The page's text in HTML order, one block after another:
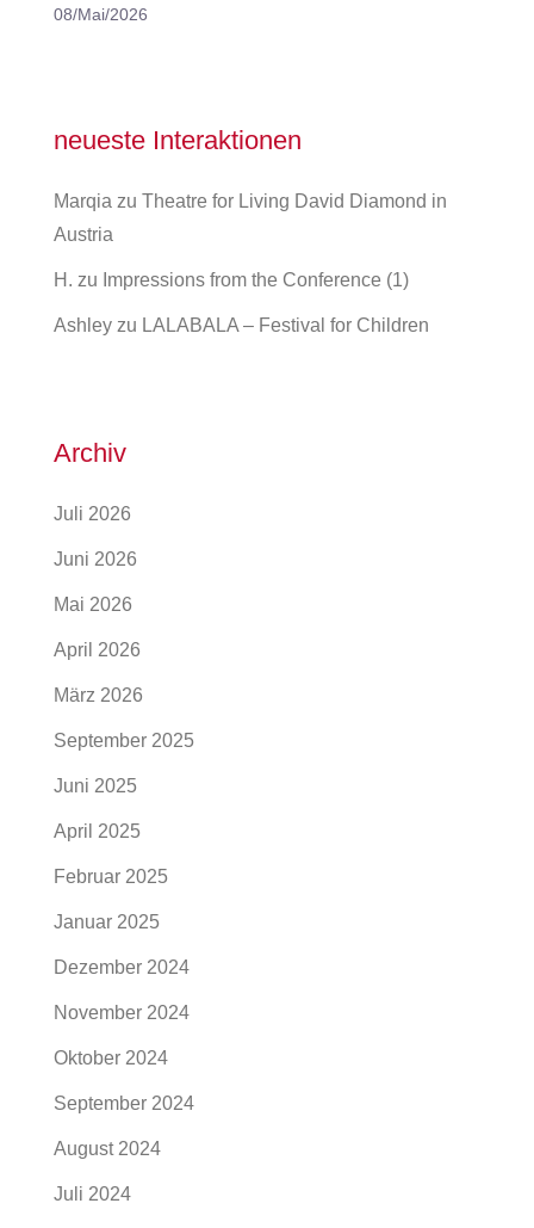
08/Mai/2026
neueste Interaktionen
Marqia zu Theatre for Living David Diamond in
Austria
H. zu Impressions from the Conference (1)
Ashley zu LALABALA – Festival for Children
Archiv
Juli 2026
Juni 2026
Mai 2026
April 2026
März 2026
September 2025
Juni 2025
April 2025
Februar 2025
Januar 2025
Dezember 2024
November 2024
Oktober 2024
September 2024
August 2024
Juli 2024